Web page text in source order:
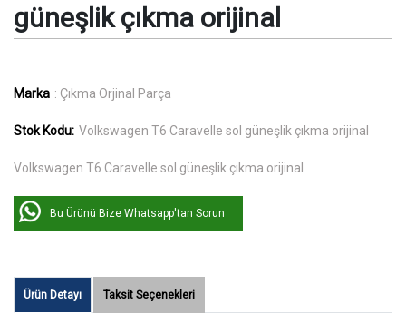
güneşlik çıkma orijinal
Marka : Çıkma Orjinal Parça
Stok Kodu: Volkswagen T6 Caravelle sol güneşlik çıkma orijinal
Volkswagen T6 Caravelle sol güneşlik çıkma orijinal
Bu Ürünü Bize Whatsapp'tan Sorun
Ürün Detayı Taksit Seçenekleri